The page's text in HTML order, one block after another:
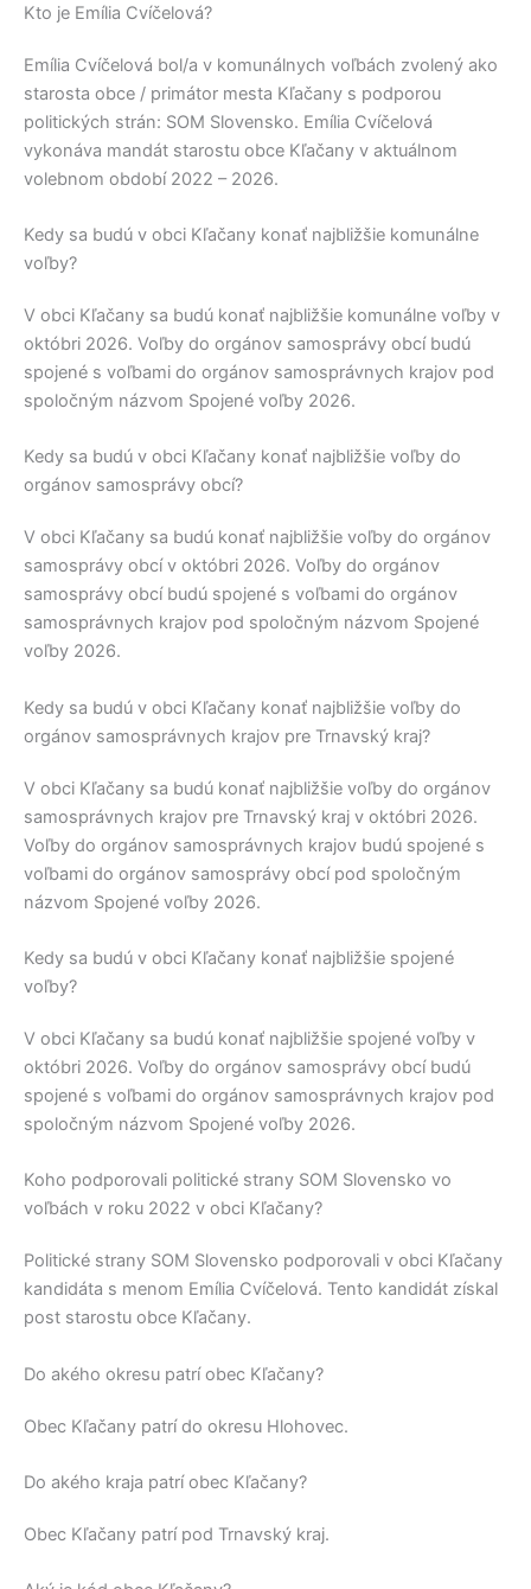
Kto je Emília Cvíčelová?
Emília Cvíčelová bol/a v komunálnych voľbách zvolený ako
starosta obce / primátor mesta Kľačany s podporou
politických strán: SOM Slovensko. Emília Cvíčelová
vykonáva mandát starostu obce Kľačany v aktuálnom
volebnom období 2022 – 2026.
Kedy sa budú v obci Kľačany konať najbližšie komunálne
voľby?
V obci Kľačany sa budú konať najbližšie komunálne voľby v
októbri 2026. Voľby do orgánov samosprávy obcí budú
spojené s voľbami do orgánov samosprávnych krajov pod
spoločným názvom Spojené voľby 2026.
Kedy sa budú v obci Kľačany konať najbližšie voľby do
orgánov samosprávy obcí?
V obci Kľačany sa budú konať najbližšie voľby do orgánov
samosprávy obcí v októbri 2026. Voľby do orgánov
samosprávy obcí budú spojené s voľbami do orgánov
samosprávnych krajov pod spoločným názvom Spojené
voľby 2026.
Kedy sa budú v obci Kľačany konať najbližšie voľby do
orgánov samosprávnych krajov pre Trnavský kraj?
V obci Kľačany sa budú konať najbližšie voľby do orgánov
samosprávnych krajov pre Trnavský kraj v októbri 2026.
Voľby do orgánov samosprávnych krajov budú spojené s
voľbami do orgánov samosprávy obcí pod spoločným
názvom Spojené voľby 2026.
Kedy sa budú v obci Kľačany konať najbližšie spojené
voľby?
V obci Kľačany sa budú konať najbližšie spojené voľby v
októbri 2026. Voľby do orgánov samosprávy obcí budú
spojené s voľbami do orgánov samosprávnych krajov pod
spoločným názvom Spojené voľby 2026.
Koho podporovali politické strany SOM Slovensko vo
voľbách v roku 2022 v obci Kľačany?
Politické strany SOM Slovensko podporovali v obci Kľačany
kandidáta s menom Emília Cvíčelová. Tento kandidát získal
post starostu obce Kľačany.
Do akého okresu patrí obec Kľačany?
Obec Kľačany patrí do okresu Hlohovec.
Do akého kraja patrí obec Kľačany?
Obec Kľačany patrí pod Trnavský kraj.